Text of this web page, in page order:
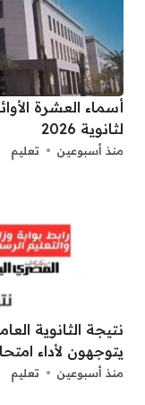
أسماء العشرة
لثانوية 2026
منذ أسبوعين تعليم
يتوجهون لأداء
منذ أسبوعين تعليم